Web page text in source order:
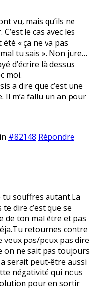
vu, mais qu’ils ne
le cas avec les
« ça ne va pas
tu sais ». Non jure…
d’écrire là dessus
moi.
a dire que c’est une
Il m’a fallu un an pour
#82148 Répondre
tu souffres autant.La
dire c’est que se
de ton mal être et pas
retournes contre
veux pas/peux pas dire
on ne sait pas toujours
serait peut-être aussi
négativité qui nous
pour en sortir